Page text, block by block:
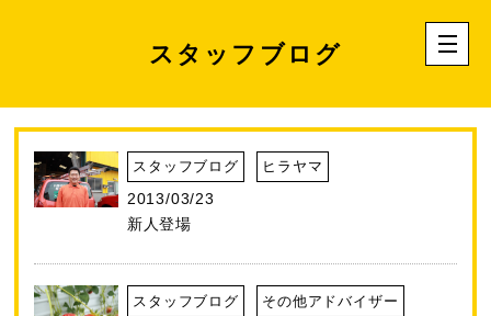
スタッフブログ
スタッフブログ ヒラヤマ
2013/03/23
新人登場
スタッフブログ その他アドバイザー